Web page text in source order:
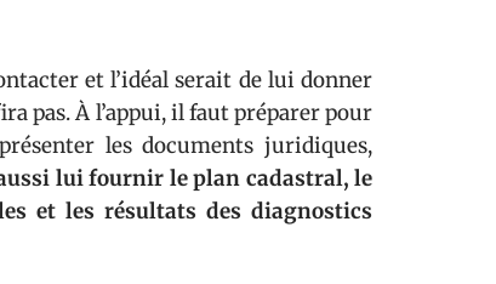
et l’idéal serait de lui donner
pas. À l’appui, il faut préparer pour
les documents juridiques,
lui fournir le plan cadastral, le
et les résultats des diagnostics